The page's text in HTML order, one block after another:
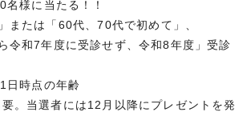
様に当たる！！
たは「60代、70代で初めて」、
令和7年度に受診せず、令和8年度」受診
時点の年齢
。当選者には12月以降にプレゼントを発